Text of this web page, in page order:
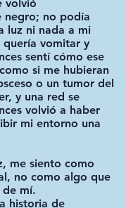
volvió
negro; no podía
luz ni nada a mi
vomitar y
sentí cómo ese
si me hubieran
o un tumor del
y una red se
volvió a haber
mi entorno una
me siento como
no como algo que
de mí.
historia de